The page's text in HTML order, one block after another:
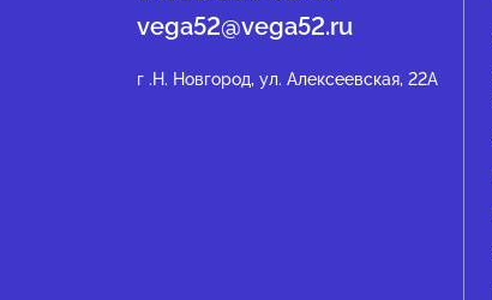
vega52@vega52.ru
г .Н. Новгород, ул. Алексеевская, 22А